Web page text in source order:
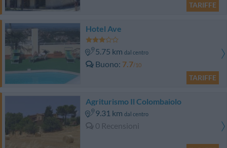
TARIFFE
Hotel Ave
5.75 km dal centro
Buono 7.7/10
TARIFFE
Agriturismo Il Colombaiolo
9.31 km dal centro
0 Recensioni